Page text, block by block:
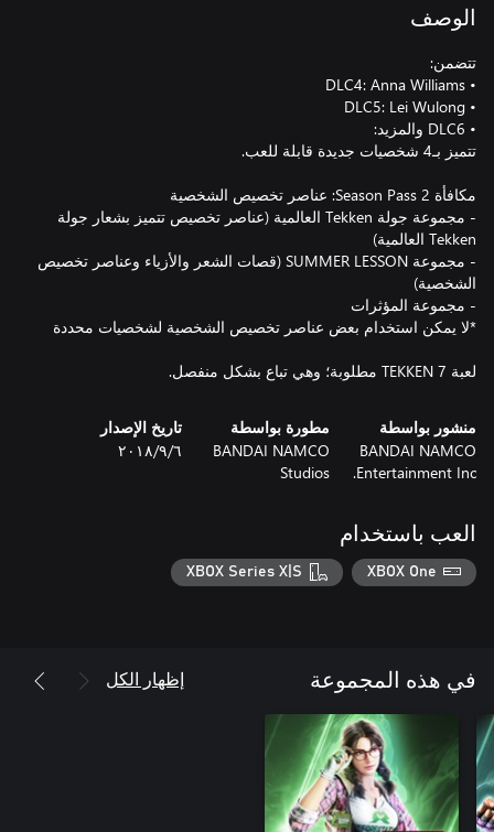
الوصف
- مجموعة جولة Tekken العالمية (عناصر تخصيص تتميز بشعار جولة
- مجموعة SUMMER LESSON (قصات الشعر والأزياء وعناصر تخصيص
لعبة TEKKEN 7 مطلوبة؛ وهي تباع بشكل منفصل.
منشور بواسطة
BANDAI NAMCO
Entertainment Inc.
مطورة بواسطة
BANDAI NAMCO
Studios
تاريخ الإصدار
٦‏/٩‏/٢٠١٨
العب باستخدام
XBOX One
XBOX Series X|S
في هذه المجموعة إظهار الكل